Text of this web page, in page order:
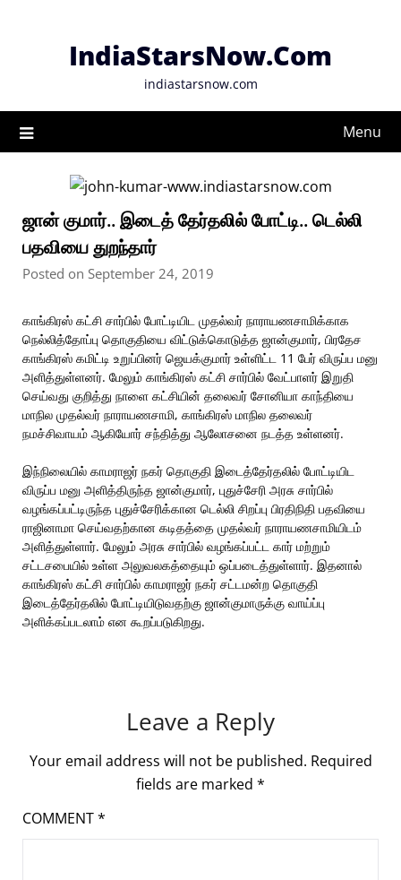
IndiaStarsNow.Com
indiastarsnow.com
Menu
ஜான் குமார்.. இடைத் தேர்தலில் போட்டி.. டெல்லி
பதவியை துறந்தார்
Posted on September 24, 2019
காங்கிரஸ் கட்சி சார்பில் போட்டியிட முதல்வர் நாராயணசாமிக்காக
நெல்லித்தோப்பு தொகுதியை விட்டுக்கொடுத்த ஜான்குமார், பிரதேச
காங்கிரஸ் கமிட்டி உறுப்பினர் ஜெயக்குமார் உள்ளிட்ட 11 பேர் விருப்ப மனு
அளித்துள்ளனர். மேலும் காங்கிரஸ் கட்சி சார்பில் வேட்பாளர் இறுதி
செய்வது குறித்து நாளை கட்சியின் தலைவர் சோனியா காந்தியை
மாநில முதல்வர் நாராயணசாமி, காங்கிரஸ் மாநில தலைவர்
நமச்சிவாயம் ஆகியோர் சந்தித்து ஆலோசனை நடத்த உள்ளனர்.
இந்நிலையில் காமராஜர் நகர் தொகுதி இடைத்தேர்தலில் போட்டியிட
விருப்ப மனு அளித்திருந்த ஜான்குமார், புதுச்சேரி அரசு சார்பில்
வழங்கப்பட்டிருந்த புதுச்சேரிக்கான டெல்லி சிறப்பு பிரதிநிதி பதவியை
ராஜினாமா செய்வதற்கான கடிதத்தை முதல்வர் நாராயணசாமியிடம்
அளித்துள்ளார். மேலும் அரசு சார்பில் வழங்கப்பட்ட கார் மற்றும்
சட்டசபையில் உள்ள அலுவலகத்தையும் ஒப்படைத்துள்ளார். இதனால்
காங்கிரஸ் கட்சி சார்பில் காமராஜர் நகர் சட்டமன்ற தொகுதி
இடைத்தேர்தலில் போட்டியிடுவதற்கு ஜான்குமாருக்கு வாய்ப்பு
அளிக்கப்படலாம் என கூறப்படுகிறது.
Leave a Reply
Your email address will not be published. Required
fields are marked *
COMMENT*